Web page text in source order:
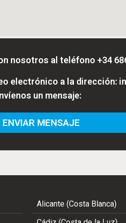
nosotros al teléfono +34
electrónico a la dirección:
un mensaje:
ENVIAR MENSAJE
Alicante (Costa Blanca)